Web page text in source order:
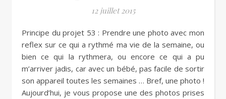
12 juillet 2015
Principe du projet 53 : Prendre une photo avec mon
reflex sur ce qui a rythmé ma vie de la semaine, ou
bien ce qui la rythmera, ou encore ce qui a pu
m’arriver jadis, car avec un bébé, pas facile de sortir
son appareil toutes les semaines … Bref, une photo !
Aujourd’hui, je vous propose une des photos prises